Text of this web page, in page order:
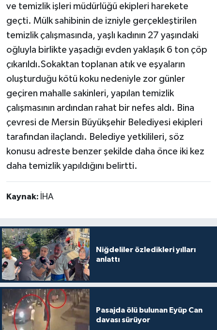
ve temizlik işleri müdürlüğü ekipleri harekete
geçti. Mülk sahibinin de izniyle gerçekleştirilen
temizlik çalışmasında, yaşlı kadının 27 yaşındaki
oğluyla birlikte yaşadığı evden yaklaşık 6 ton çöp
çıkarıldı.Sokaktan toplanan atık ve eşyaların
oluşturduğu kötü koku nedeniyle zor günler
geçiren mahalle sakinleri, yapılan temizlik
çalışmasının ardından rahat bir nefes aldı. Bina
çevresi de Mersin Büyükşehir Belediyesi ekipleri
tarafından ilaçlandı. Belediye yetkilileri, söz
konusu adreste benzer şekilde daha önce iki kez
daha temizlik yapıldığını belirtti.
Kaynak: İHA
Niğdeliler özledikleri yılları
anlattı
Pasajda ölü bulunan Eyüp Can
davası sürüyor